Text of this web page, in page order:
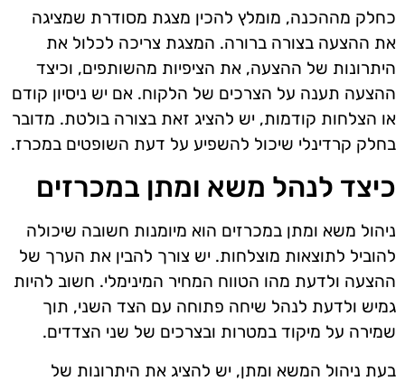
כחלק מההכנה, מומלץ להכין מצגת מסודרת שמציגה
את ההצעה בצורה ברורה. המצגת צריכה לכלול את
היתרונות של ההצעה, את הציפיות מהשותפים, וכיצד
ההצעה תענה על הצרכים של הלקוח. אם יש ניסיון קודם
או הצלחות קודמות, יש להציג זאת בצורה בולטת. מדובר
בחלק קרדינלי שיכול להשפיע על דעת השופטים במכרז.
כיצד לנהל משא ומתן במכרזים
ניהול משא ומתן במכרזים הוא מיומנות חשובה שיכולה
להוביל לתוצאות מוצלחות. יש צורך להבין את הערך של
ההצעה ולדעת מהו הטווח המחיר המינימלי. חשוב להיות
גמיש ולדעת לנהל שיחה פתוחה עם הצד השני, תוך
שמירה על מיקוד במטרות ובצרכים של שני הצדדים.
בעת ניהול המשא ומתן, יש להציג את היתרונות של